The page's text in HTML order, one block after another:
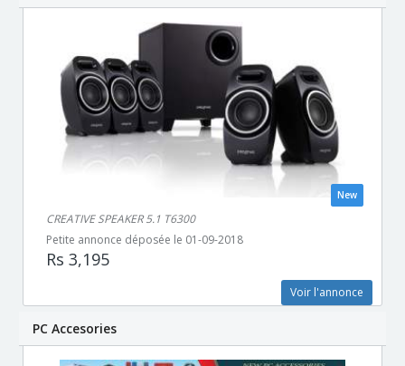
New
CREATIVE SPEAKER 5.1 T6300
Petite annonce déposée le 01-09-2018
Rs 3,195
Voir l'annonce
PC Accesories